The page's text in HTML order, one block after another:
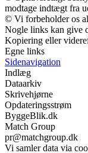
modtage indtægt fra
© Vi forbeholder os
Nogle links kan give
Kopiering eller
Egne links
Sidenavigation
Indlæg
Dataarkiv
Skrivehjørne
Opdateringsstrøm
ByggeBlik.dk
Match Group
pr@matchgroup.dk
Vi samler data via